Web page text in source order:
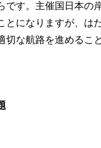
です。主催国日本の
とになりますが、は
切な航路を進めるこ